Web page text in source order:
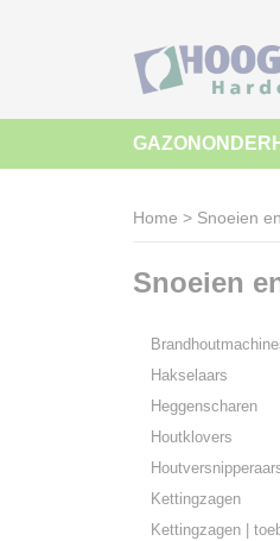
Home > Snoeien
Snoeien
Hakselaars
Heggenscharen
Houtklovers
Kettingzagen
Kettingzagen |